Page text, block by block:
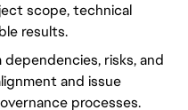
scope, technical
results.
risks, and
and issue
processes.